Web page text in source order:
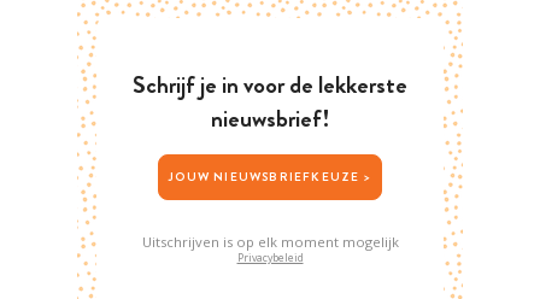
Schrijf je in voor de lekkerste
nieuwsbrief!
JOUW NIEUWSBRIEFKEUZE >
Uitschrijven is op elk moment mogelijk
Privacybeleid